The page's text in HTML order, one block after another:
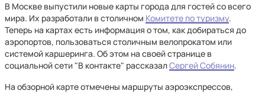
В Москве выпустили новые карты города для гостей со всего
мира. Их разработали в столичном Комитете по туризму.
Теперь на картах есть информация о том, как добираться до
аэропортов, пользоваться столичным велопрокатом или
системой каршеринга. Об этом на своей странице в
социальной сети "В контакте" рассказалСергей Собянин.
На обзорной карте отмечены маршруты аэроэкспрессов,